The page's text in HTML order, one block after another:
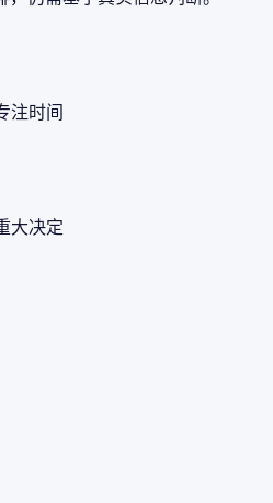
注时间
大决定